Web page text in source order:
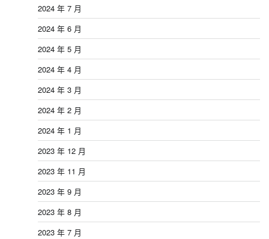
2024 年 7 月
2024 年 6 月
2024 年 5 月
2024 年 4 月
2024 年 3 月
2024 年 2 月
2024 年 1 月
2023 年 12 月
2023 年 11 月
2023 年 9 月
2023 年 8 月
2023 年 7 月